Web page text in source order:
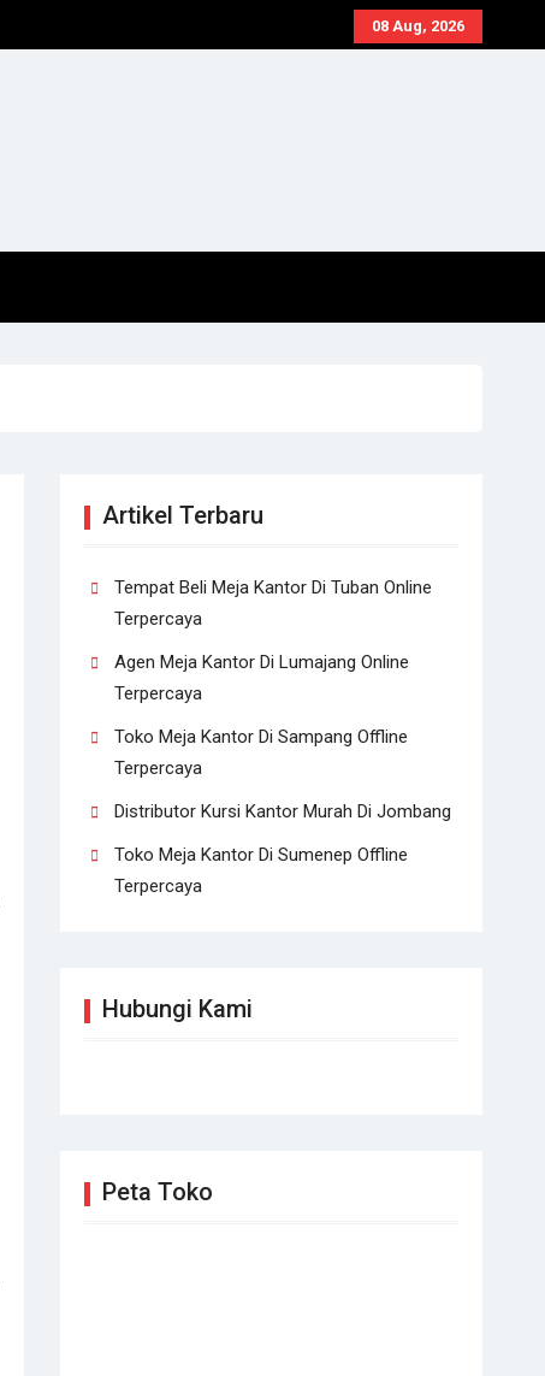
08 Aug, 2026
Artikel Terbaru
Tempat Beli Meja Kantor Di Tuban Online
Terpercaya
Agen Meja Kantor Di Lumajang Online
Terpercaya
Toko Meja Kantor Di Sampang Offline
Terpercaya
Distributor Kursi Kantor Murah Di Jombang
Toko Meja Kantor Di Sumenep Offline
Terpercaya
Hubungi Kami
Peta Toko